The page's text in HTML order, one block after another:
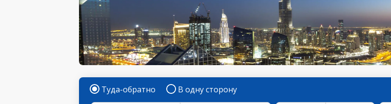
Туда-обратно В одну сторону